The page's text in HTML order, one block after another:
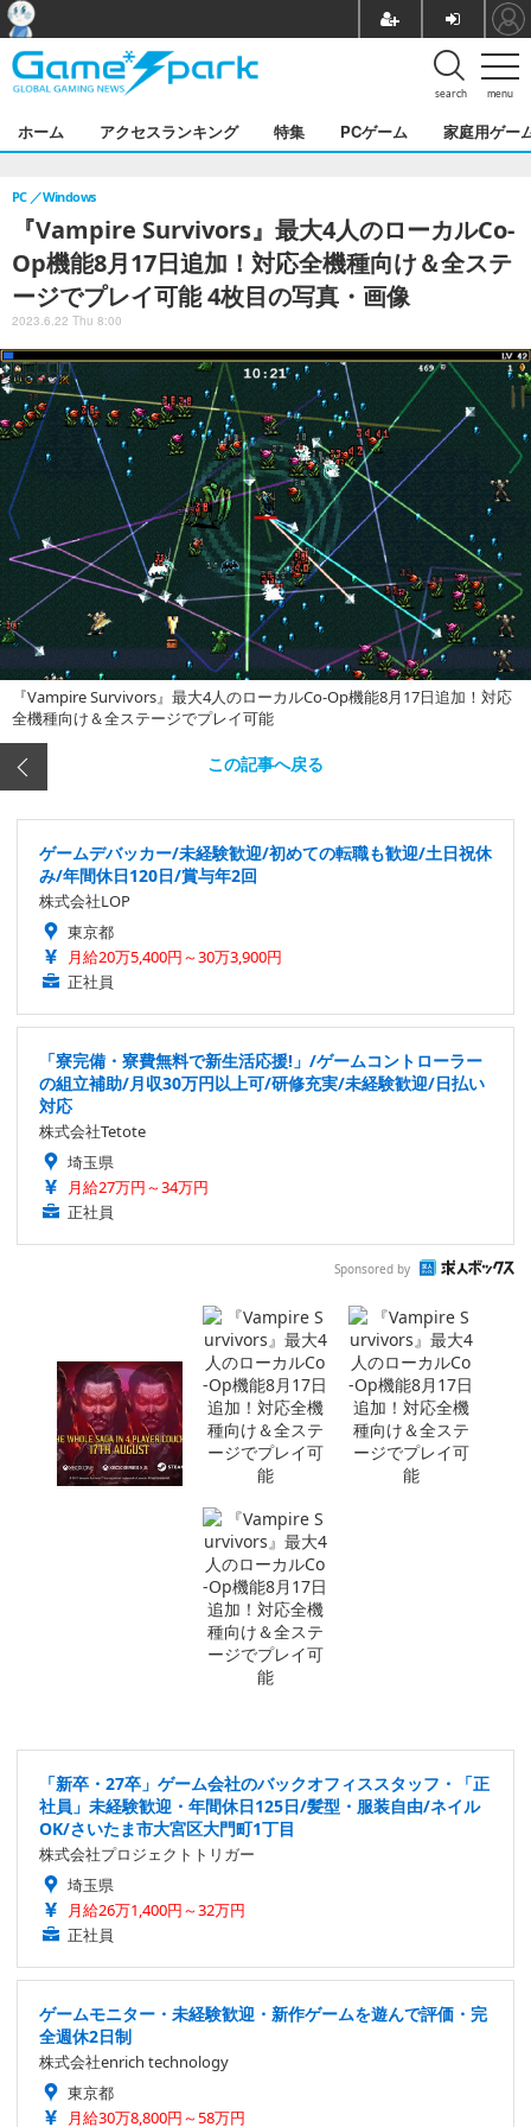
menu
search
ホーム アクセスランキング 特集 PCゲーム 家庭用ゲー
『Vampire Survivors』最大4人のローカルCo-
Op機能8月17日追加！対応全機種向け＆全ステ
ージでプレイ可能 4枚目の写真・画像
PC Windows
2023.6.22 Thu 8:00
『Vampire Survivors』最大4人のローカルCo-Op機能8月17日追加！対応
全機種向け＆全ステージでプレイ可能
この記事へ戻る
ゲームデバッカー/未経験歓迎/初めての転職も歓迎/土日祝休
み/年間休日120日/賞与年2回
株式会社LOP
東京都
月給20万5,400円～30万3,900円
正社員
「寮完備・寮費無料で新生活応援!」/ゲームコントローラー
の組立補助/月収30万円以上可/研修充実/未経験歓迎/日払い
対応
株式会社Tetote
埼玉県
月給27万円～34万円
正社員
Sponsored by
「新卒・27卒」ゲーム会社のバックオフィススタッフ・「正
社員」未経験歓迎・年間休日125日/髪型・服装自由/ネイル
OK/さいたま市大宮区大門町1丁目
株式会社プロジェクトトリガー
埼玉県
月給26万1,400円～32万円
正社員
ゲームモニター・未経験歓迎・新作ゲームを遊んで評価・完
全週休2日制
株式会社enrich technology
東京都
月給30万8,800円～58万円